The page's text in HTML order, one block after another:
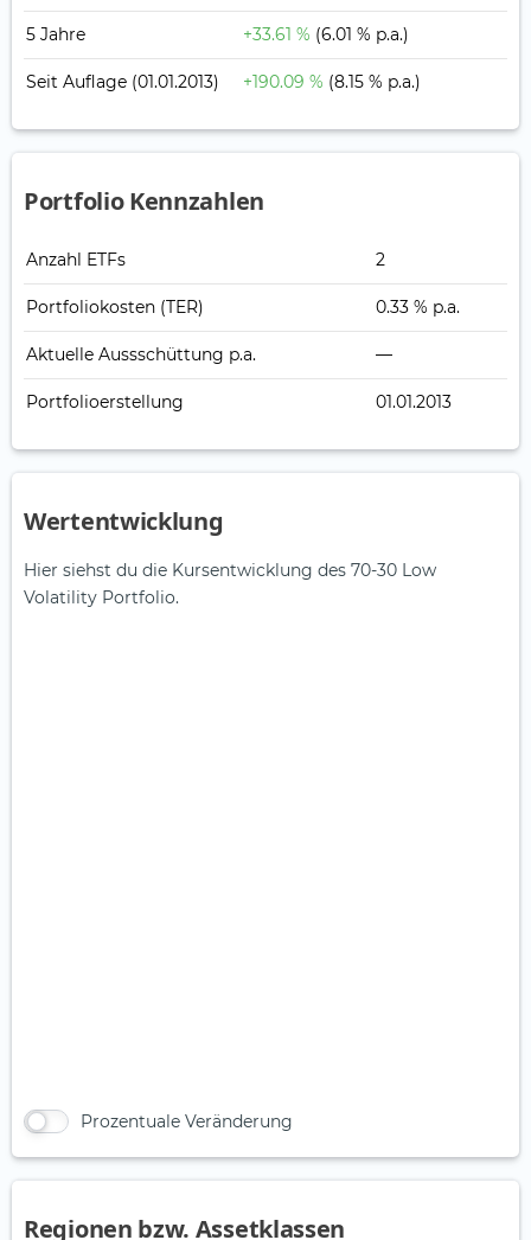
5 Jahre +33.61 % (6.01 % p.a.)
Seit Auflage (01.01.2013) +190.09 % (8.15 % p.a.)
Portfolio Kennzahlen
Anzahl ETFs 2
Portfoliokosten (TER) 0.33 % p.a.
Aktuelle Auss­schüt­tung p.a. —
Portfolioerstellung 01.01.2013
Wertentwicklung
Hier siehst du die Kursentwicklung des 70-30 Low
Volatility Portfolio.
Prozentuale Veränderung
Regionen bzw. Assetklassen